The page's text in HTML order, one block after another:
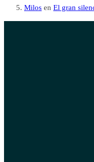
Milos en El gran